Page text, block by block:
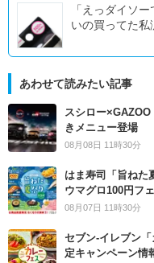
「えっダイソ
いの買ってた私
あわせて読みたい記事
スシロー
きメニュー登場
08月08日 11時30分
はま寿司「旨ねた
ウマグロ100円フ
08月07日 11時30分
セブン‐イレブン
定キャンペーン情